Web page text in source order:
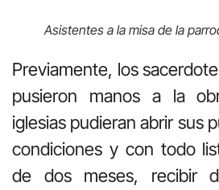
Asistentes a la misa de la
Previamente, los
pusieron manos a la
iglesias pudieran abrir sus
condiciones y con todo
de dos meses, recibir